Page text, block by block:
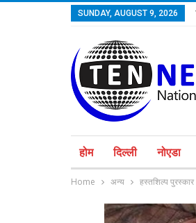
SUNDAY, AUGUST 9, 2026
होम दिल्ली नोएडा
Home अन्य हस्तशिल्प